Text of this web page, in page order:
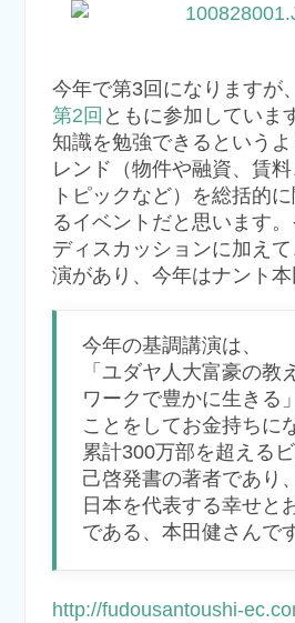
今年で第3回になりますが
第2回 ともに参加していま
知識を勉強できるという
レンド（物件や融資、賃
トピックなど）を総括的
るイベントだと思います
ディスカッションに加え
演があり、今年はナント本
今年の基調講演は、
「ユダヤ人大富豪の教
ワークで豊かに生きる
ことをしてお金持ちに
累計300万部を超える
己啓発書の著者であり、
日本を代表する幸せと
である、本田健さんで
http://fudousantoushi-